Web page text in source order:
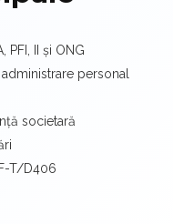
PFI, II și ONG
administrare personal
societară
T/D406